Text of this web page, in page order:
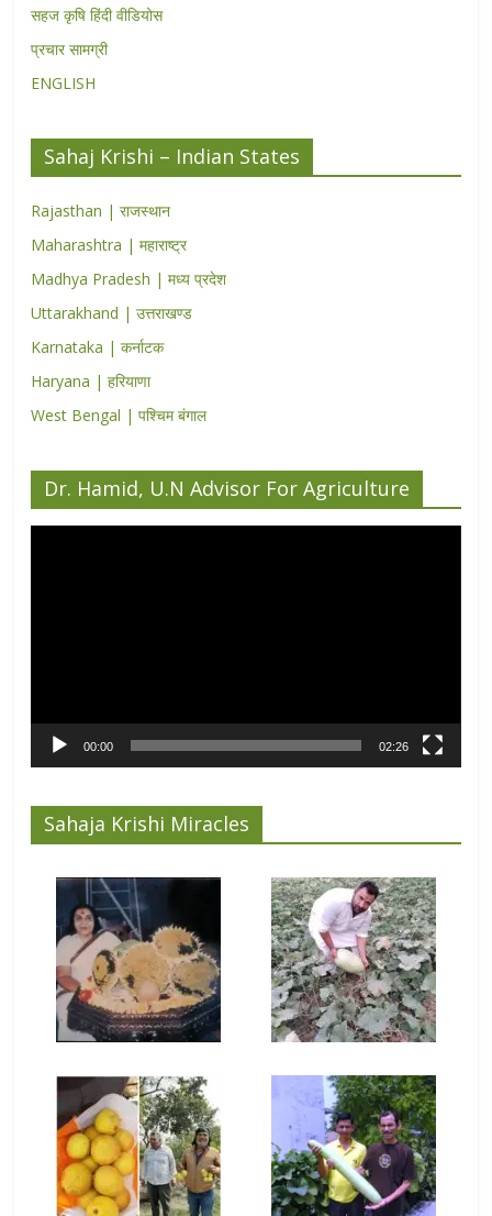
सहज कृषि हिंदी वीडियोस
प्रचार सामग्री
ENGLISH
Sahaj Krishi – Indian States
Rajasthan | राजस्थान
Maharashtra | महाराष्ट्र
Madhya Pradesh | मध्य प्रदेश
Uttarakhand | उत्तराखण्ड
Karnataka | कर्नाटक
Haryana | हरियाणा
West Bengal | पश्चिम बंगाल
Dr. Hamid, U.N Advisor For Agriculture
00:00 02:26
Sahaja Krishi Miracles